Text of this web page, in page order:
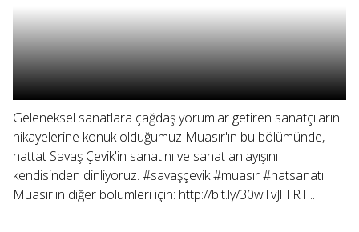
Geleneksel sanatlara çağdaş yorumlar getiren sanatçıların
hikayelerine konuk olduğumuz Muasır'ın bu bölümünde,
hattat Savaş Çevik'in sanatını ve sanat anlayışını
kendisinden dinliyoruz. #savaşçevik #muasır #hatsanatı
Muasır'ın diğer bölümleri için: http://bit.ly/30wTvJl TRT...